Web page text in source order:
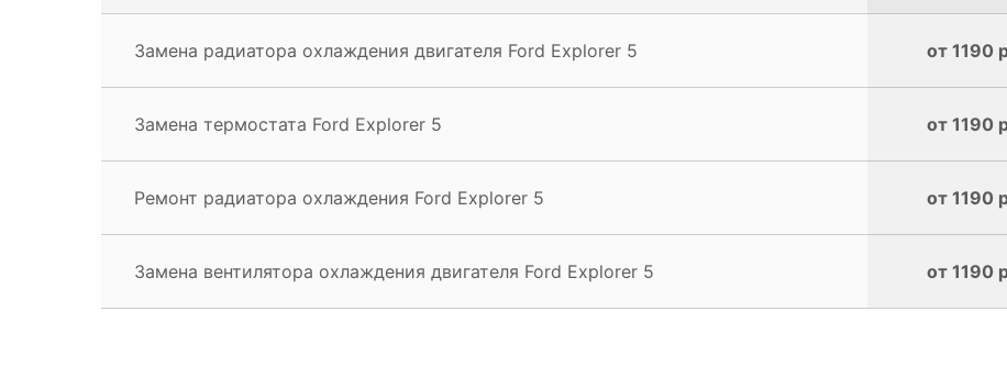
Замена радиатора охлаждения двигателя Ford Explorer 5 от 1190
Замена термостата Ford Explorer 5 от 1190
Ремонт радиатора охлаждения Ford Explorer 5 от 1190
Замена вентилятора охлаждения двигателя Ford Explorer 5 от 1190